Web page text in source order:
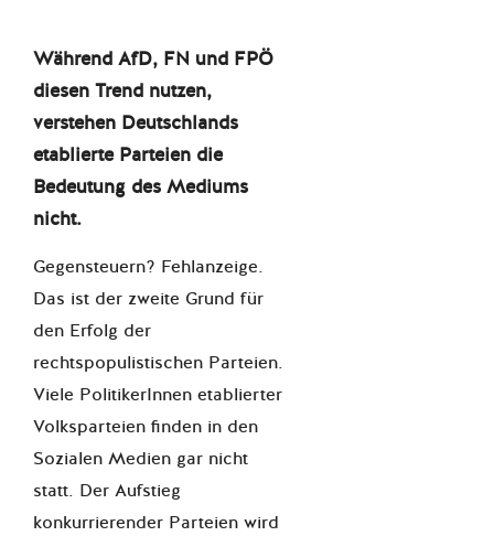
Während AfD, FN und FPÖ
diesen Trend nutzen,
verstehen Deutschlands
etablierte Parteien die
Bedeutung des Mediums
nicht.
Gegensteuern? Fehlanzeige.
Das ist der zweite Grund für
den Erfolg der
rechtspopulistischen Parteien.
Viele PolitikerInnen etablierter
Volksparteien finden in den
Sozialen Medien gar nicht
statt. Der Aufstieg
konkurrierender Parteien wird